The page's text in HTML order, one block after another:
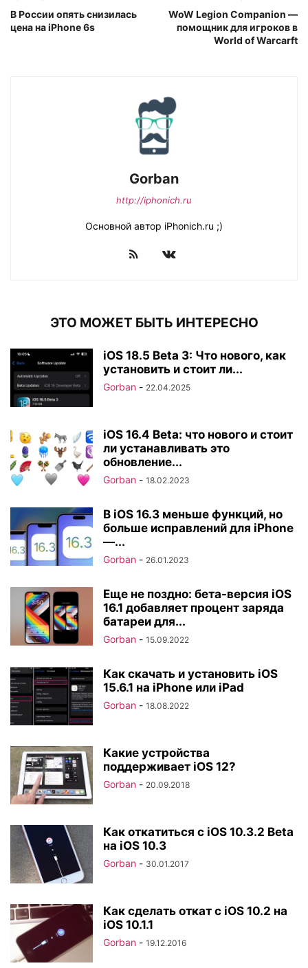
В России опять снизилась
цена на iPhone 6s
WoW Legion Companion —
помощник для игроков в
World of Warcarft
Gorban
http://iphonich.ru
Основной автор iPhonich.ru ;)
ЭТО МОЖЕТ БЫТЬ ИНТЕРЕСНО
iOS 18.5 Beta 3: Что нового, как
установить и стоит ли...
Gorban - 22.04.2025
iOS 16.4 Beta: что нового и стоит
ли устанавливать это
обновление...
Gorban - 18.02.2023
В iOS 16.3 меньше функций, но
больше исправлений для iPhone
—...
Gorban - 26.01.2023
Еще не поздно: бета-версия iOS
16.1 добавляет процент заряда
батареи для...
Gorban - 15.09.2022
Как скачать и установить iOS
15.6.1 на iPhone или iPad
Gorban - 18.08.2022
Какие устройства
поддерживает iOS 12?
Gorban - 20.09.2018
Как откатиться с iOS 10.3.2 Beta
на iOS 10.3
Gorban - 30.01.2017
Как сделать откат с iOS 10.2 на
iOS 10.1.1
Gorban - 19.12.2016